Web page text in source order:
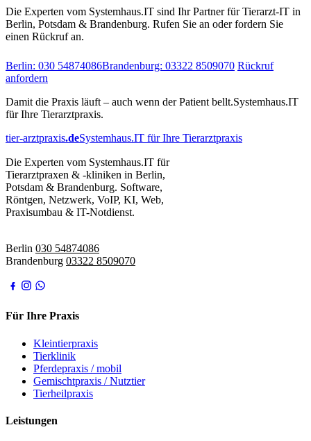
Die Experten vom Systemhaus.IT sind Ihr Partner für Tierarzt-IT in
Berlin, Potsdam & Brandenburg. Rufen Sie an oder fordern Sie
einen Rückruf an.
Berlin: 030 54874086Brandenburg: 03322 8509070 Rückruf
anfordern
Damit die Praxis läuft – auch wenn der Patient bellt.Systemhaus.IT
für Ihre Tierarztpraxis.
tier-arztpraxis.deSystemhaus.IT für Ihre Tierarztpraxis
Die Experten vom Systemhaus.IT für
Tierarztpraxen & -kliniken in Berlin,
Potsdam & Brandenburg. Software,
Röntgen, Netzwerk, VoIP, KI, Web,
Praxisumbau & IT-Notdienst.
Berlin 030 54874086
Brandenburg 03322 8509070
Für Ihre Praxis
Kleintierpraxis
Tierklinik
Pferdepraxis / mobil
Gemischtpraxis / Nutztier
Tierheilpraxis
Leistungen